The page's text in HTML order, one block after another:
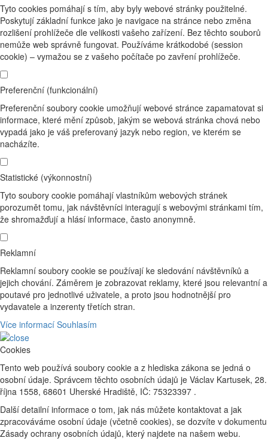
Tyto cookies pomáhají s tím, aby byly webové stránky použitelné.
Poskytují základní funkce jako je navigace na stránce nebo změna
rozlišení prohlížeče dle velikosti vašeho zařízení. Bez těchto souborů
nemůže web správně fungovat. Používáme krátkodobé (session
cookie) – vymažou se z vašeho počítače po zavření prohlížeče.
Preferenční (funkcionální)
Preferenční soubory cookie umožňují webové stránce zapamatovat si
informace, které mění způsob, jakým se webová stránka chová nebo
vypadá jako je váš preferovaný jazyk nebo region, ve kterém se
nacházíte.
Statistické (výkonnostní)
Tyto soubory cookie pomáhají vlastníkům webových stránek
porozumět tomu, jak návštěvníci interagují s webovými stránkami tím,
že shromažďují a hlásí informace, často anonymně.
Reklamní
Reklamní soubory cookie se používají ke sledování návštěvníků a
jejich chování. Záměrem je zobrazovat reklamy, které jsou relevantní a
poutavé pro jednotlivé uživatele, a proto jsou hodnotnější pro
vydavatele a inzerenty třetích stran.
Více informací Souhlasím
Cookies
Tento web používá soubory cookie a z hlediska zákona se jedná o
osobní údaje. Správcem těchto osobních údajů je Václav Kartusek, 28.
října 1558, 68601 Uherské Hradiště, IČ: 75323397 .
Další detailní informace o tom, jak nás můžete kontaktovat a jak
zpracováváme osobní údaje (včetně cookies), se dozvíte v dokumentu
Zásady ochrany osobních údajů, který najdete na našem webu.